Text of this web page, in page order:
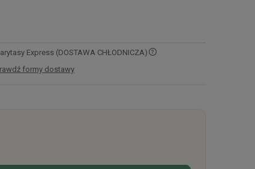
Express (DOSTAWA CHŁODNICZA)
formy dostawy